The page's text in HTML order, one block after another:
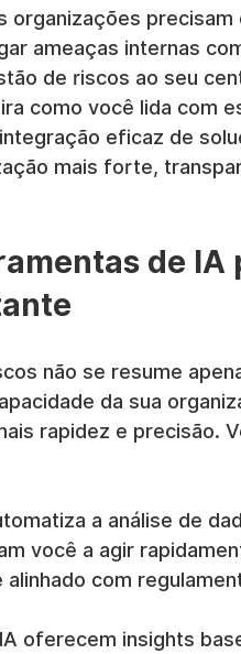
organizações precisam
ameaças internas
de riscos ao seu
como você lida com
eficaz de
mais forte,
de IA
não se resume
da sua
rapidez e precisão.
a análise de
você a agir
alinhado com
oferecem insights